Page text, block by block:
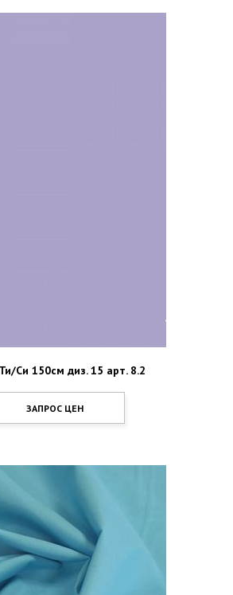
Си 150см диз. 15 арт. 8.2
ЗАПРОС ЦЕН